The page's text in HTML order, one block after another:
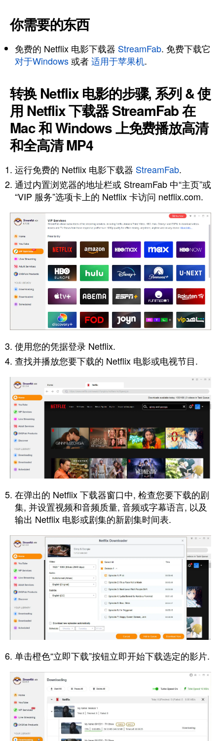
你需要的东西
免费的 Netflix 电影下载器 StreamFab. 免费下载它
对于Windows或者适用于苹果机.
转换 Netflix 电影的步骤, 系列 & 使
用 Netflix 下载器 StreamFab 在
Mac 和 Windows 上免费播放高清
和全高清 MP4
运行免费的 Netflix 电影下载器 StreamFab.
通过内置浏览器的地址栏或 StreamFab 中“主页”或
“VIP 服务”选项卡上的 Netflix 卡访问 netflix.com.
使用您的凭据登录 Netflix.
查找并播放您要下载的 Netflix 电影或电视节目.
在弹出的 Netflix 下载器窗口中, 检查您要下载的剧
集, 并设置视频和音频质量, 音频或字幕语言, 以及
输出 Netflix 电影或剧集的新剧集时间表.
单击橙色“立即下载”按钮立即开始下载选定的影片.